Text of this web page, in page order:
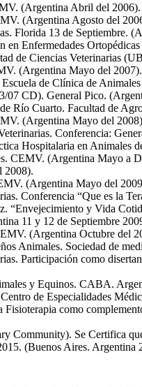
(Argentina Abril del 2006).
(Argentina Agosto del
Florida 13 de Septiembre.
Enfermedades
de Ciencias Veterinarias
(Argentina Mayo del 2007).
de Clínica de
07 CD). General Pico.
Río Cuarto. Facultad de
(Argentina Mayo del
Conferencia:
Hospitalaria en
CEMV. (Argentina Mayo a
2008).
(Argentina Mayo del
Conferencia “Que es la
“Envejecimiento y Vida
11 y 12 de Septiembre
(Argentina Octubre del
Animales. Sociedad de
Participación como
y Equinos. CABA.
de Especialidades
como
Se Certifica
(Buenos Aires. Argentina